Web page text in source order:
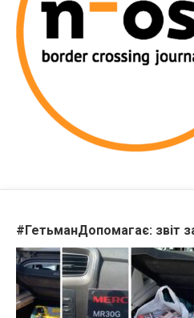
#ГетьманДопомагає: звіт